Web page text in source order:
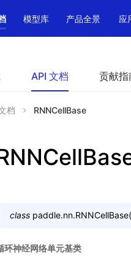
模型库 产品全景 应
API 文档 贡献指
档 RNNCellBase
class paddle.nn.RNNCellBase(
环神经网络单元基类